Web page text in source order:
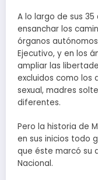
A lo largo de sus
ensanchar los
órganos
Ejecutivo, y en los
ampliar las
excluidos como los
sexual, madres
diferentes.
Pero la historia de
en sus inicios todo
que éste marcó su
Nacional.